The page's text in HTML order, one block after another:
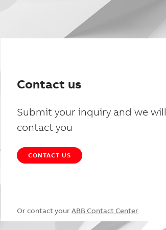
Contact us
Submit your inquiry and we will
contact you
CONTACT US
Or contact your ABB Contact Center